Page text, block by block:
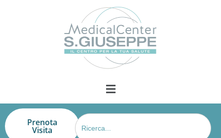
Prenota
Visita
Search
for: